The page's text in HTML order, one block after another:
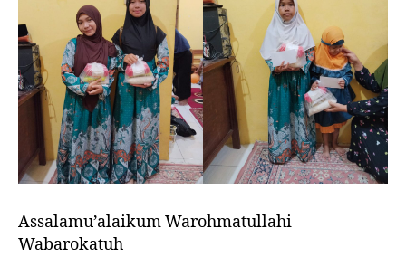
Assalamu’alaikum Warohmatullahi
Wabarokatuh